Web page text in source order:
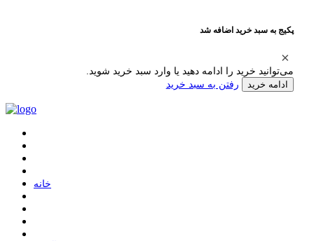
پکیج به سبد خرید اضافه شد
می‌توانید خرید را ادامه دهید یا وارد سبد خرید شوید.
ادامه خرید رفتن به سبد خرید
ﺧﺎﻧﻪ